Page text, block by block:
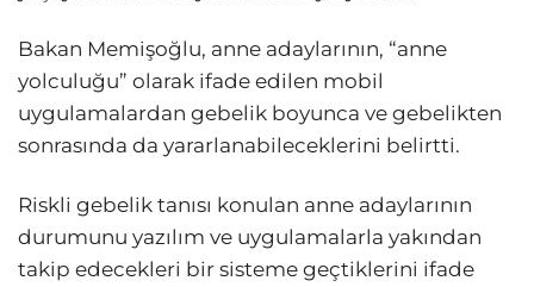
Bakan Memişoğlu, anne adaylarının, “anne
yolculuğu” olarak ifade edilen mobil
uygulamalardan gebelik boyunca ve gebelikten
sonrasında da yararlanabileceklerini belirtti.
Riskli gebelik tanısı konulan anne adaylarının
durumunu yazılım ve uygulamalarla yakından
takip edecekleri bir sisteme geçtiklerini ifade